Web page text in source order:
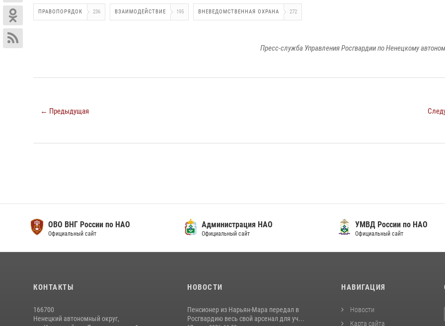
ПРАВОПОРЯДОК 236 ВЗАИМОДЕЙСТВИЕ 195 ВНЕВЕДОМСТВЕННАЯ ОХРАНА 272
Пресс-служба Управления Росгвардии по Ненецкому
← Предыдущая
ОВО ВНГ России по НАО
Официальный сайт
Администрация НАО
Официальный сайт
УМВД России по НАО
Официальный сайт
КОНТАКТЫ
166700
Ненецкий автономный округ,
НОВОСТИ
Пенсионер из Нарьян-Мара передал в
Росгвардию весь свой арсенал для уч...
НАВИГАЦИЯ
Новости
Карта сайта